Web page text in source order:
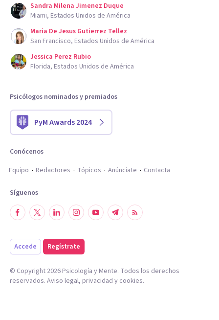
Sandra Milena Jimenez Duque
Miami, Estados Unidos de América
Maria De Jesus Gutierrez Tellez
San Francisco, Estados Unidos de América
Jessica Perez Rubio
Florida, Estados Unidos de América
Psicólogos nominados y premiados
PyM Awards 2024
Conócenos
Equipo
Redactores Tópicos Anúnciate Contacta
Síguenos
Accede Regístrate
© Copyright 2026Psicología y Mente. Todos los derechos
reservados. Aviso legal, privacidad y cookies.